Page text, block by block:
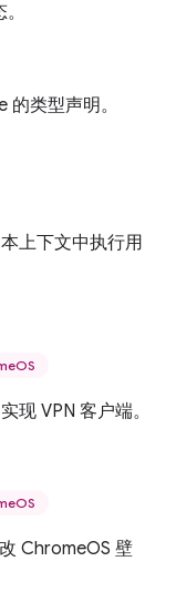
的类型声明。
上下文中执行用
现 VPN 客户端。
ChromeOS 壁